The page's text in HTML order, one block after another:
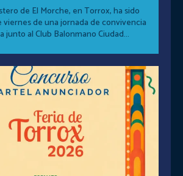
de El Morche, en Torrox, ha sido
viernes de una jornada de convivencia
junto al Club Balonmano Ciudad...